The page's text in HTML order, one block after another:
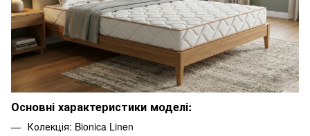
Основні характеристики моделі:
Колекція: Bionica Linen